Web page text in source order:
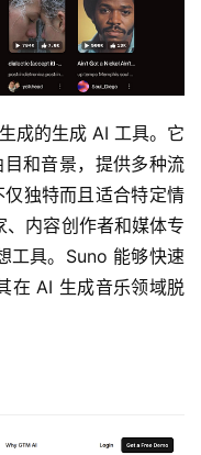
成的生成 AI 工具。它
和音景，提供多种流
独特而且适合特定情
内容创作者和媒体专
工具。Suno 能够快速
在 AI 生成音乐领域脱